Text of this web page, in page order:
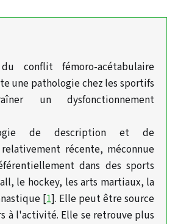
conflit fémoro-acétabulaire
une pathologie chez les sportifs
un dysfonctionnement
de description et de
récente, méconnue
dans des sports
le hockey, les arts martiaux, la
[1]. Elle peut être source
à l'activité. Elle se retrouve plus